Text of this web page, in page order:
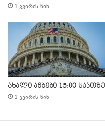
1 კვირის წინ
ახალი ამბები 15:00 საათზე
1 კვირის წინ